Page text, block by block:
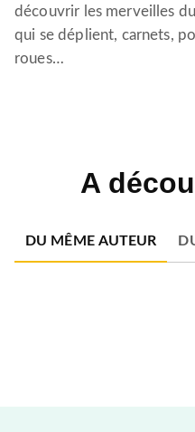
découvrir les merveilles
qui se déplient, carnets,
roues…
A
DU MÊME AUTEUR